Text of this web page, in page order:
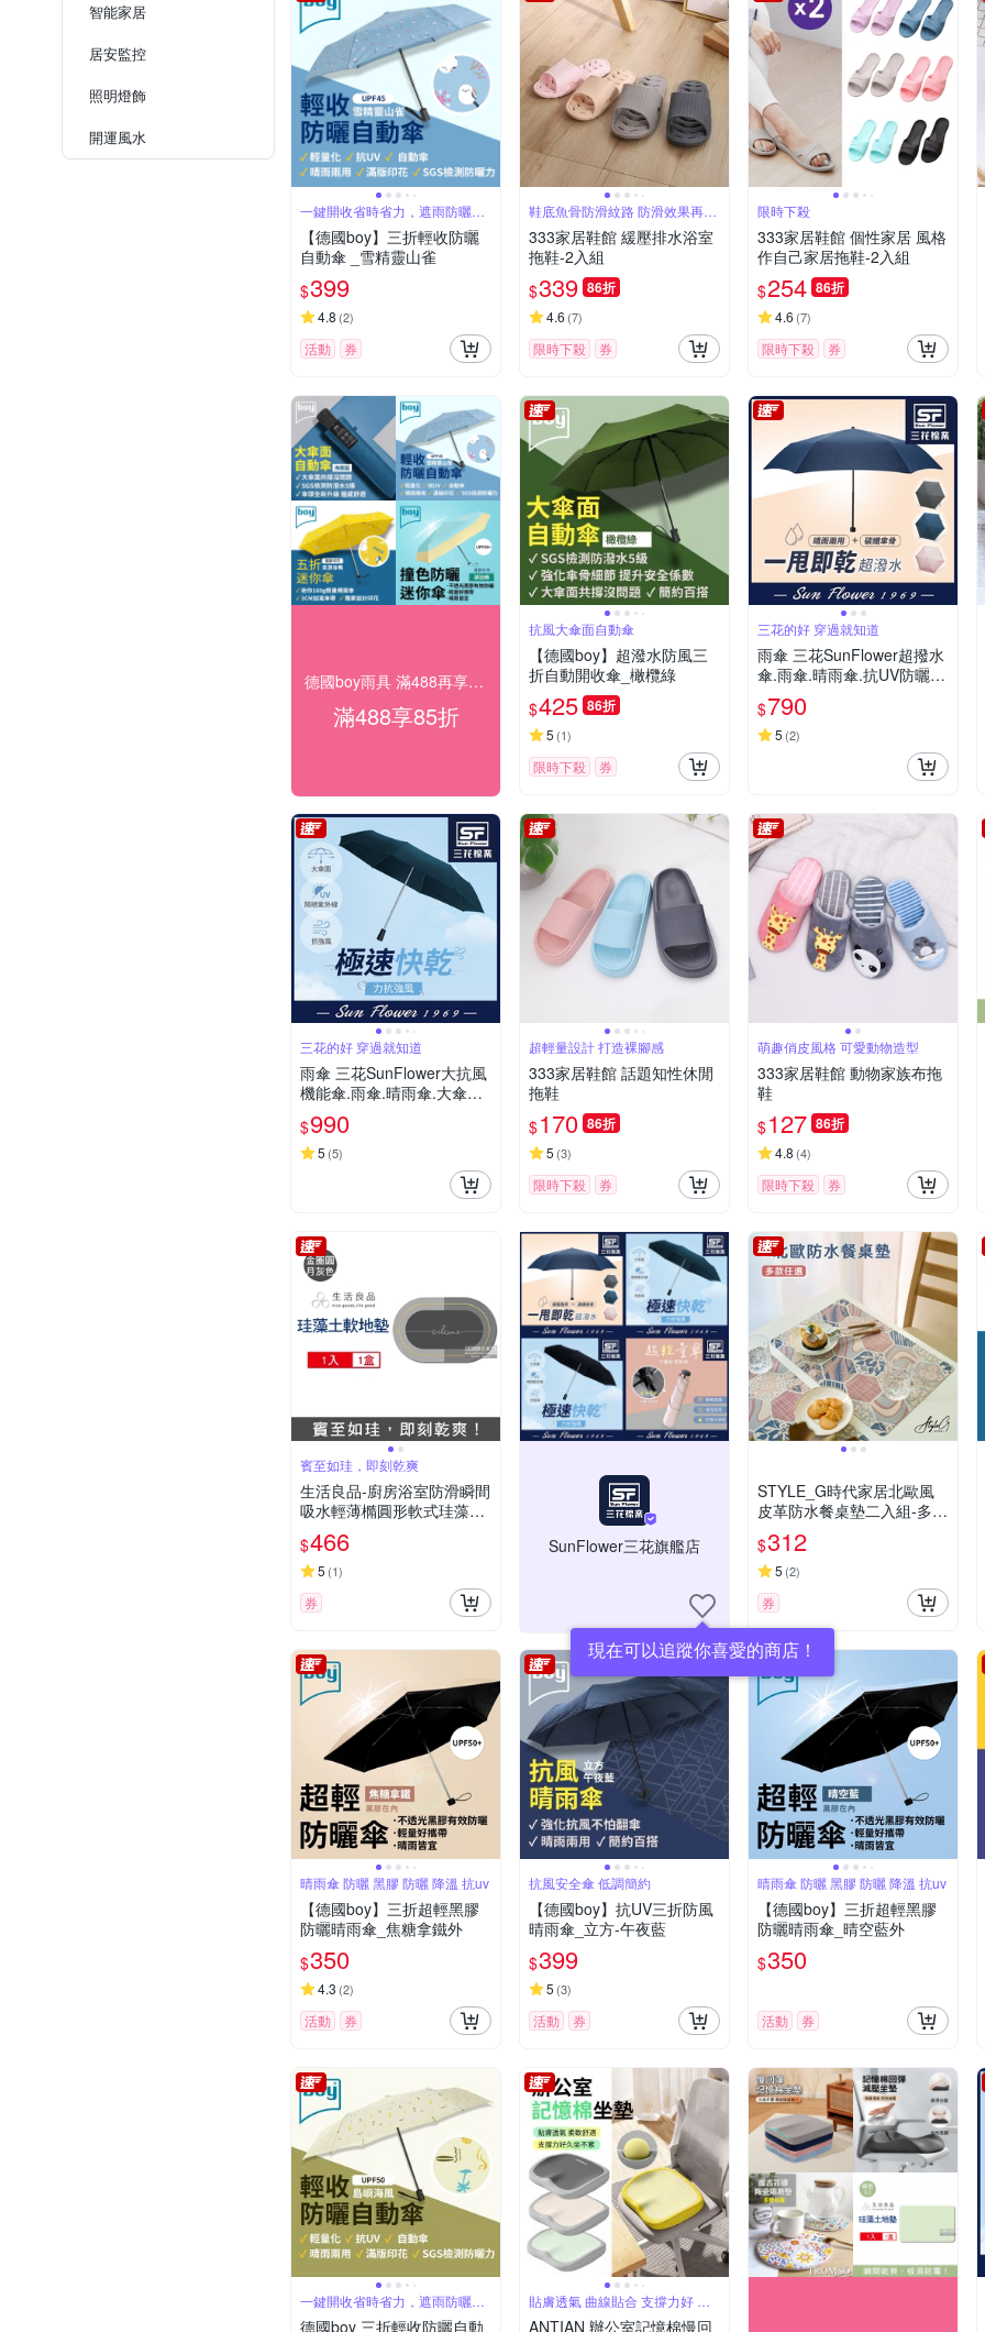
智能家居
居安監控
照明燈飾
開運風水
一鍵開收省時省力，遮雨防曬一
次到位
【德國boy】三折輕收防曬
自動傘 _雪精靈山雀
$399
4.8 (2)
活動 券
鞋底魚骨防滑紋路 防滑效果再提
升
333家居鞋館 緩壓排水浴室
拖鞋-2入組
$339 86折
4.6 (7)
限時下殺 券
限時下殺
333家居鞋館 個性家居 風格
作自己家居拖鞋-2入組
$254 86折
4.6 (7)
限時下殺 券
德國boy雨具 滿488再享85折
滿488享85折
抗風大傘面自動傘
【德國boy】超潑水防風三
折自動開收傘_橄欖綠
$425 86折
5 (1)
限時下殺 券
三花的好 穿過就知道
雨傘 三花SunFlower超撥水
傘.雨傘.晴雨傘.抗UV防曬_
孔雀藍
$790
5 (2)
三花的好 穿過就知道
雨傘 三花SunFlower大抗風
機能傘.雨傘.晴雨傘.大傘面.
抗UV防曬_午夜藍
$990
5 (5)
超輕量設計 打造裸腳感
333家居鞋館 話題知性休閒
拖鞋
$170 86折
5 (3)
限時下殺 券
萌趣俏皮風格 可愛動物造型
333家居鞋館 動物家族布拖
鞋
$127 86折
4.8 (4)
限時下殺 券
賓至如珪，即刻乾爽
生活良品-廚房浴室防滑瞬間
吸水輕薄橢圓形軟式珪藻土
地墊1入/卷 2款可選 (耐摔不
破裂,可洗衣機清洗,浴室踏
墊,防滑踏墊,門口墊,吸水踏
墊)
$466
5 (1)
券
SunFlower三花旗艦店
現在可以追蹤你喜愛的商店！
STYLE_G時代家居北歐風
皮革防水餐桌墊二入組-多款
任選
$312
5 (2)
券
晴雨傘 防曬 黑膠 防曬 降溫 抗uv
【德國boy】三折超輕黑膠
防曬晴雨傘_焦糖拿鐵外
$350
4.3 (2)
活動 券
抗風安全傘 低調簡約
【德國boy】抗UV三折防風
晴雨傘_立方-午夜藍
$399
5 (3)
活動 券
晴雨傘 防曬 黑膠 防曬 降溫 抗uv
【德國boy】三折超輕黑膠
防曬晴雨傘_晴空藍外
$350
活動 券
一鍵開收省時省力，遮雨防曬一
次到位
德國boy 三折輕收防曬自動
貼膚透氣 曲線貼合 支撐力好 久
坐不累
ANTIAN 辦公室記憶棉慢回